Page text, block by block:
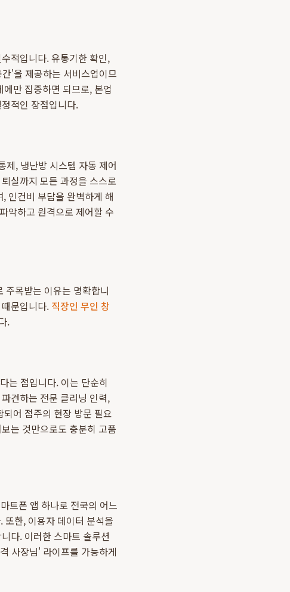
적입니다. 유통기한 확인,
'을 제공하는 서비스업이므
만 집중하면 되므로, 본업
적인 장점입니다.
제, 냉난방 시스템 자동 제어
실까지 모든 과정을 스스로
인건비 부담을 완벽하게 해
악하고 원격으로 제어할 수
주목받는 이유는 명확합니
문입니다. 직장인 무인 창
.
는 점입니다. 이는 단순히
견하는 전문 클리닝 인력,
어 점주의 현장 방문 필요
는 것만으로도 충분히 고품
트폰 앱 하나로 전국의 어느
또한, 이용자 데이터 분석을
다. 이러한 스마트 솔루션
사장님' 라이프를 가능하게